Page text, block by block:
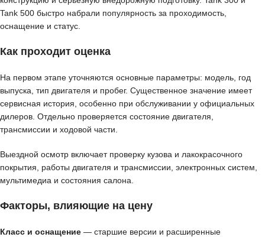
Tank 500 быстро набрали популярность за проходимость,
оснащение и статус.
Как проходит оценка
На первом этапе уточняются основные параметры: модель, год
выпуска, тип двигателя и пробег. Существенное значение имеет
сервисная история, особенно при обслуживании у официальных
дилеров. Отдельно проверяется состояние двигателя,
трансмиссии и ходовой части.
Выездной осмотр включает проверку кузова и лакокрасочного
покрытия, работы двигателя и трансмиссии, электронных систем,
мультимедиа и состояния салона.
Факторы, влияющие на цену
Класс и оснащение — старшие версии и расширенные